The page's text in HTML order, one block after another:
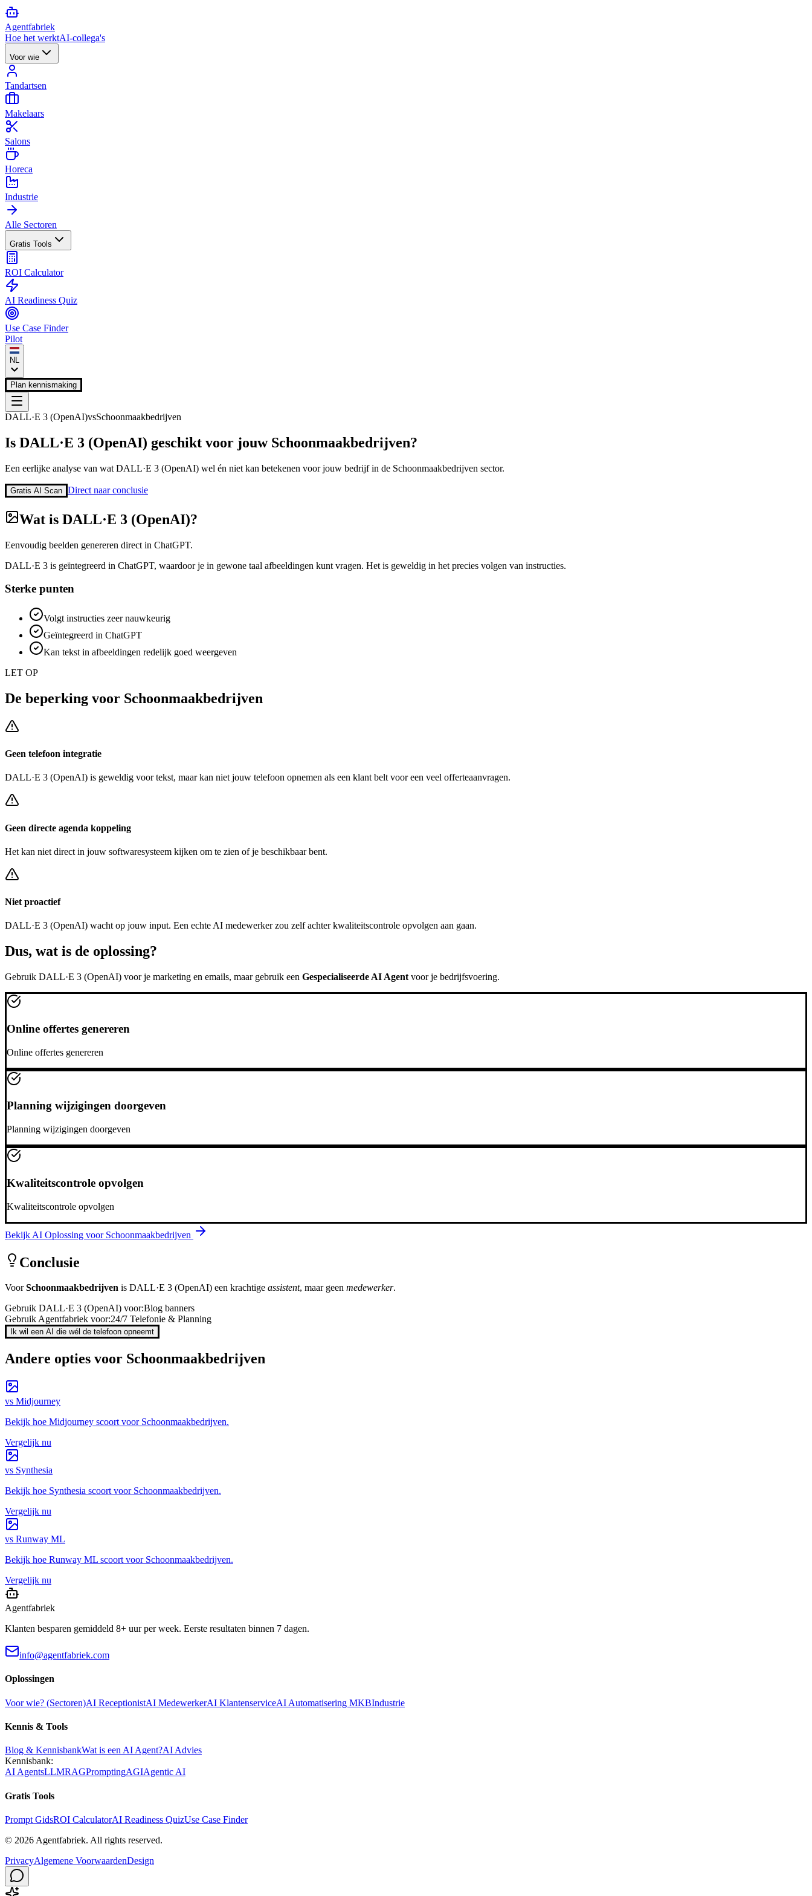
Agentfabriek
Hoe het werktAI-collega's
Voor wie
Tandartsen
Makelaars
Salons
Horeca
Industrie
Alle Sectoren
Gratis Tools
ROI Calculator
AI Readiness Quiz
Use Case Finder
Pilot
NL
Plan kennismaking
DALL·E 3 (OpenAI)vsSchoonmaakbedrijven
Is DALL·E 3 (OpenAI) geschikt voor jouw Schoonmaakbedrijven?
Een eerlijke analyse van wat DALL·E 3 (OpenAI) wel én niet kan betekenen voor jouw bedrijf in de Schoonmaakbedrijven sector.
Gratis AI Scan Direct naar conclusie
Wat is DALL·E 3 (OpenAI)?
Eenvoudig beelden genereren direct in ChatGPT.
DALL·E 3 is geïntegreerd in ChatGPT, waardoor je in gewone taal afbeeldingen kunt vragen. Het is geweldig in het precies volgen van instructies.
Sterke punten
Volgt instructies zeer nauwkeurig
Geïntegreerd in ChatGPT
Kan tekst in afbeeldingen redelijk goed weergeven
LET OP
De beperking voor Schoonmaakbedrijven
Geen telefoon integratie
DALL·E 3 (OpenAI) is geweldig voor tekst, maar kan niet jouw telefoon opnemen als een klant belt voor een veel offerteaanvragen.
Geen directe agenda koppeling
Het kan niet direct in jouw softwaresysteem kijken om te zien of je beschikbaar bent.
Niet proactief
DALL·E 3 (OpenAI) wacht op jouw input. Een echte AI medewerker zou zelf achterkwaliteitscontrole opvolgen aan gaan.
Dus, wat is de oplossing?
Gebruik DALL·E 3 (OpenAI) voor je marketing en emails, maar gebruik een Gespecialiseerde AI Agent voor je bedrijfsvoering.
Online offertes genereren
Online offertes genereren
Planning wijzigingen doorgeven
Planning wijzigingen doorgeven
Kwaliteitscontrole opvolgen
Kwaliteitscontrole opvolgen
Bekijk AI Oplossing voor Schoonmaakbedrijven
Conclusie
VoorSchoonmaakbedrijven is DALL·E 3 (OpenAI) een krachtige assistent, maar geen medewerker.
Gebruik DALL·E 3 (OpenAI) voor:Blog banners
Gebruik Agentfabriek voor:24/7 Telefonie & Planning
Ik wil een AI die wél de telefoon opneemt
Andere opties voor Schoonmaakbedrijven
vs Midjourney
Bekijk hoe Midjourney scoort voor Schoonmaakbedrijven.
Vergelijk nu
vs Synthesia
Bekijk hoe Synthesia scoort voor Schoonmaakbedrijven.
Vergelijk nu
vs Runway ML
Bekijk hoe Runway ML scoort voor Schoonmaakbedrijven.
Vergelijk nu
Agentfabriek
Klanten besparen gemiddeld 8+ uur per week. Eerste resultaten binnen 7 dagen.
info@agentfabriek.com
Oplossingen
Voor wie? (Sectoren)AI ReceptionistAI MedewerkerAI KlantenserviceAI Automatisering MKBIndustrie
Kennis & Tools
Blog & KennisbankWat is een AI Agent?AI Advies
Kennisbank:
AI AgentsLLMRAGPromptingAGIAgentic AI
Gratis Tools
Prompt GidsROI CalculatorAI Readiness QuizUse Case Finder
© 2026 Agentfabriek. All rights reserved.
PrivacyAlgemene VoorwaardenDesign